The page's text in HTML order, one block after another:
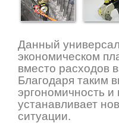
Данный
экономическом
вместо расходов
Благодаря таким
эргономичность
устанавливает
ситуации.